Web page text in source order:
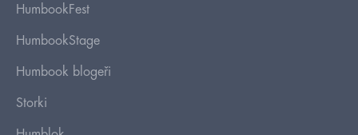
HumbookFest
HumbookStage
Humbook blogeři
Storki